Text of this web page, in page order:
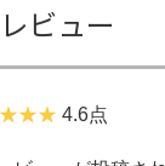
ビュー
4.6点